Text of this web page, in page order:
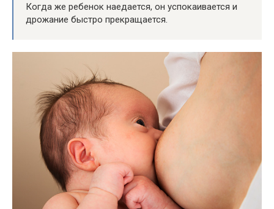
Когда же ребенок наедается, он успокаивается и
дрожание быстро прекращается.